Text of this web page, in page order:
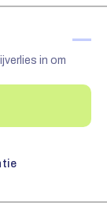
—
in om